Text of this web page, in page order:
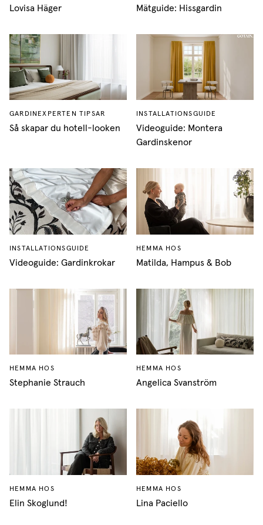
Lovisa Häger Mätguide: Hissgardin
GARDINEXPERTEN TIPSAR
Så skapar du hotell-looken
INSTALLATIONSGUIDE
Videoguide: Montera
Gardinskenor
INSTALLATIONSGUIDE
Videoguide: Gardinkrokar
HEMMA HOS
Matilda, Hampus & Bob
HEMMA HOS
Stephanie Strauch
HEMMA HOS
Angelica Svanström
HEMMA HOS
Elin Skoglund!
HEMMA HOS
Lina Paciello